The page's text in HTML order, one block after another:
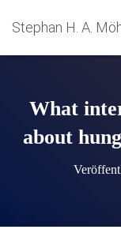
Stephan H. A.
What
about